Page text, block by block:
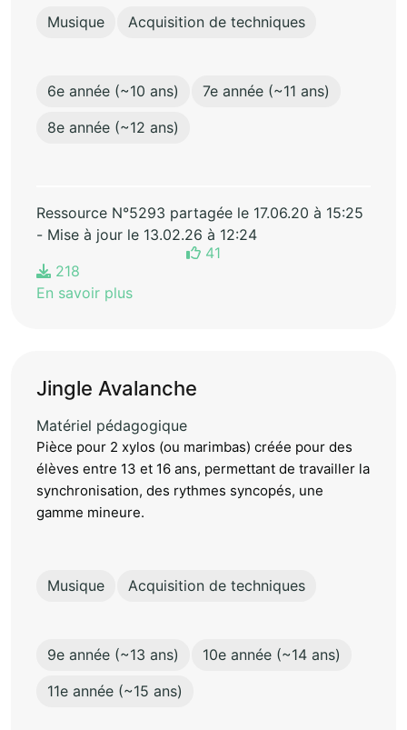
Musique Acquisition de techniques
6e année (~10 ans)
7e année (~11 ans)
8e année (~12 ans)
Ressource N°5293 partagée le 17.06.20 à 15:25
- Mise à jour le 13.02.26 à 12:24
41
218
En savoir plus
Jingle Avalanche
Matériel pédagogique
Pièce pour 2 xylos (ou marimbas) créée pour des
élèves entre 13 et 16 ans, permettant de travailler la
synchronisation, des rythmes syncopés, une
gamme mineure.
Musique Acquisition de techniques
9e année (~13 ans)
10e année (~14 ans)
11e année (~15 ans)